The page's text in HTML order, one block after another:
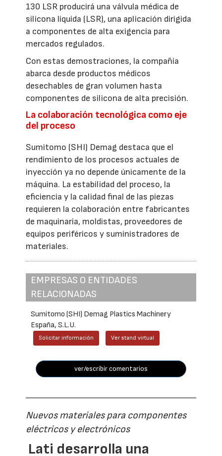
130 LSR producirá una válvula médica de
silicona líquida (LSR), una aplicación dirigida
a componentes de alta exigencia para
mercados regulados.
Con estas demostraciones, la compañía
abarca desde productos médicos
desechables de gran volumen hasta
componentes de silicona de alta precisión.
La colaboración tecnológica como eje
del proceso
Sumitomo (SHI) Demag destaca que el
rendimiento de los procesos actuales de
inyección ya no depende únicamente de la
máquina. La estabilidad del proceso, la
eficiencia y la calidad final de las piezas
requieren la colaboración entre fabricantes
de maquinaria, moldistas, proveedores de
equipos periféricos y suministradores de
materiales.
EMPRESAS O ENTIDADES
RELACIONADAS
Sumitomo (SHI) Demag Plastics Machinery
España, S.L.U.
Solicitar información Ver stand virtual
ver/escribir comentarios
Nuevos materiales para componentes
eléctricos y electrónicos
Lati desarrolla una